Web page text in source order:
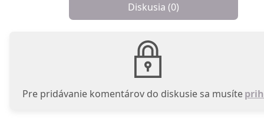
Diskusia (0)
Pre pridávanie komentárov do diskusie sa musíte